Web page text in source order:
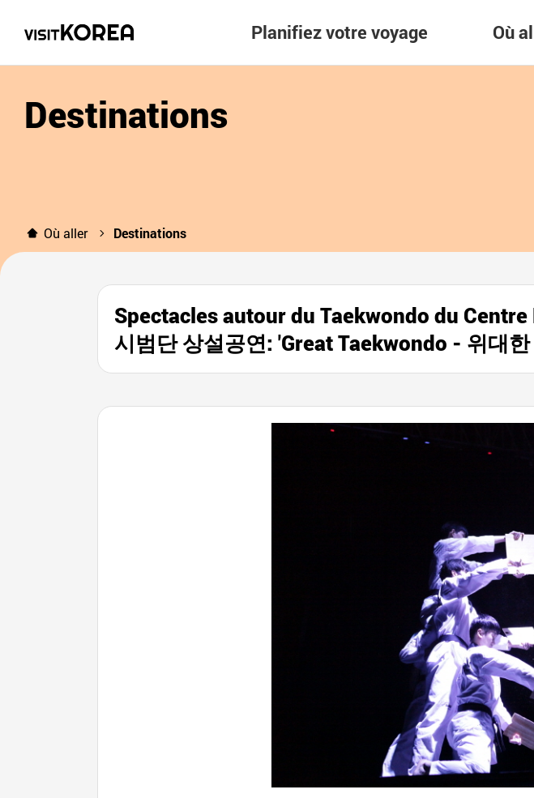
Planifiez votre voyage Où
Destinations
Où aller Destinations
Spectacles autour du Taekwondo du
시범단 상설공연: 'Great Taekwondo - 위대